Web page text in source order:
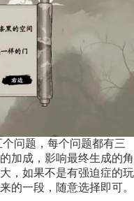
问题，每个问题都有三
加成，影响最终生成的角
，如果不是有强迫症的玩
的一段，随意选择即可。